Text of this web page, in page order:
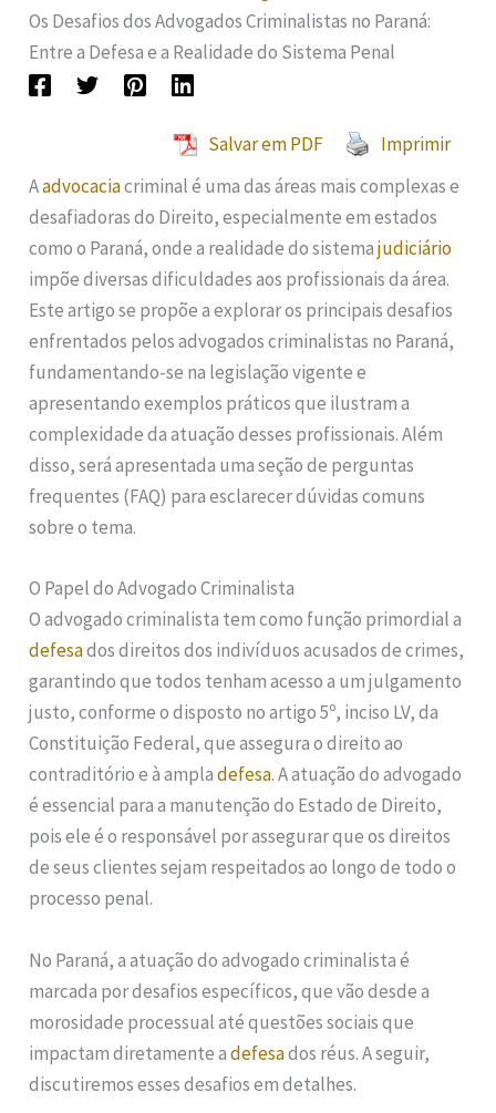
Os Desafios dos Advogados Criminalistas no Paraná:
Entre a Defesa e a Realidade do Sistema Penal
Salvar em PDF
Imprimir
Aadvocaciacriminal é uma das áreas mais complexas e
desafiadoras do Direito, especialmente em estados
como o Paraná, onde a realidade do sistemajudiciário
impõe diversas dificuldades aos profissionais da área.
Este artigo se propõe a explorar os principais desafios
enfrentados pelos advogados criminalistas no Paraná,
fundamentando-se na legislação vigente e
apresentando exemplos práticos que ilustram a
complexidade da atuação desses profissionais. Além
disso, será apresentada uma seção de perguntas
frequentes (FAQ) para esclarecer dúvidas comuns
sobre o tema.
O Papel do Advogado Criminalista
O advogado criminalista tem como função primordial a
defesados direitos dos indivíduos acusados de crimes,
garantindo que todos tenham acesso a um julgamento
justo, conforme o disposto no artigo 5º, inciso LV, da
Constituição Federal, que assegura o direito ao
contraditório e à ampladefesa. A atuação do advogado
é essencial para a manutenção do Estado de Direito,
pois ele é o responsável por assegurar que os direitos
de seus clientes sejam respeitados ao longo de todo o
processo penal.
No Paraná, a atuação do advogado criminalista é
marcada por desafios específicos, que vão desde a
morosidade processual até questões sociais que
impactam diretamente adefesados réus. A seguir,
discutiremos esses desafios em detalhes.